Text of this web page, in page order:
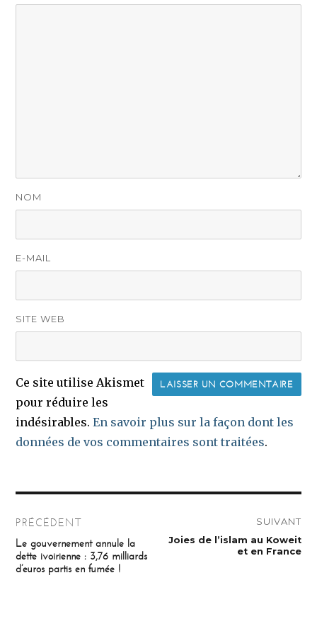
NOM
E-MAIL
SITE WEB
Ce site utilise Akismet
pour réduire les
indésirables.En savoir plus sur la façon dont les
données de vos commentaires sont traitées.
de
l’article
PRÉCÉDENT
Publication
précédente :
Le gouvernement annule la
dette ivoirienne : 3,76 milliards
d’euros partis en fumée !
SUIVANT
Publication
Joies de l’islam au Koweit
et en France